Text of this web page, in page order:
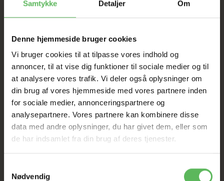
Samtykke Detaljer Om
Denne hjemmeside bruger cookies
Vi bruger cookies til at tilpasse vores indhold og
annoncer, til at vise dig funktioner til sociale medier og til
at analysere vores trafik. Vi deler også oplysninger om
din brug af vores hjemmeside med vores partnere inden
for sociale medier, annonceringspartnere og
analysepartnere. Vores partnere kan kombinere disse
data med andre oplysninger, du har givet dem, eller som
de har indsamlet fra din brug af deres tjenester.
Nødvendig
HELE WEBSHOPPEN ER
SAT NED
Tilbud GÆLDER IKKE
I FYSISK BUTIKKERE